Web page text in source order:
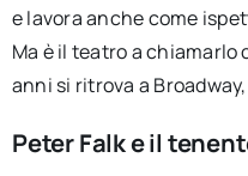
e lavora anche come
Ma è il teatro a chiamarlo
anni si ritrova a
Peter Falk e il